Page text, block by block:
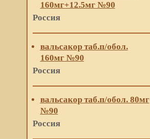
160мг+12.5мг №90
Россия
вальсакор таб.п/обол.
160мг №90
Россия
вальсакор таб.п/обол. 80мг
№90
Россия